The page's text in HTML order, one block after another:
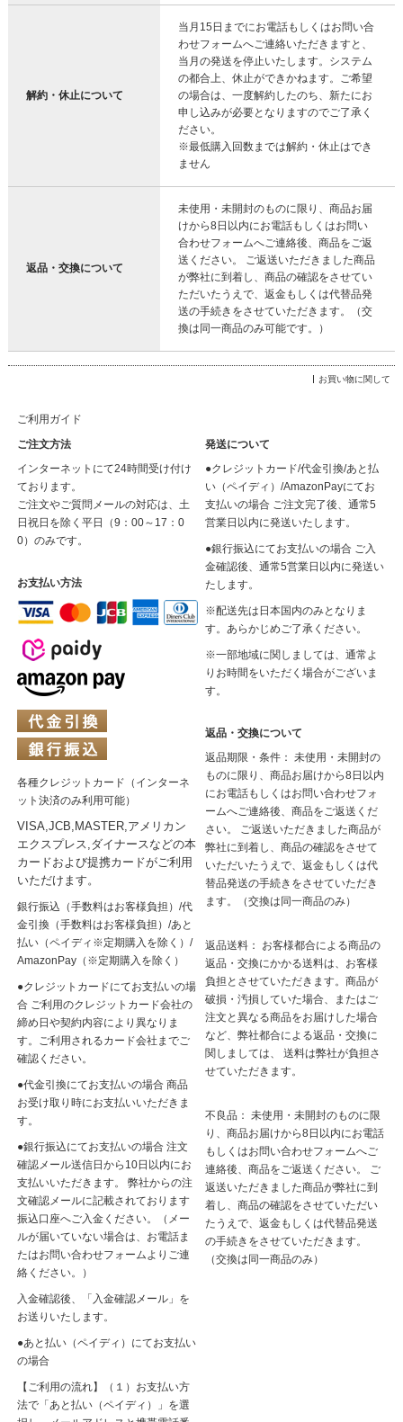
解約・休止について
当月15日までにお電話もしくはお問い合
わせフォームへご連絡いただきますと、
当月の発送を停止いたします。システム
の都合上、休止ができかねます。ご希望
の場合は、一度解約したのち、新たにお
申し込みが必要となりますのでご了承く
ださい。
※最低購入回数までは解約・休止はでき
ません
返品・交換について
未使用・未開封のものに限り、商品お届
けから8日以内にお電話もしくはお問い
合わせフォームへご連絡後、商品をご返
送ください。 ご返送いただきました商品
が弊社に到着し、商品の確認をさせてい
ただいたうえで、返金もしくは代替品発
送の手続きをさせていただきます。（交
換は同一商品のみ可能です。）
お買い物に関して
ご利用ガイド
ご注文方法
インターネットにて24時間受け付け
ております。
ご注文やご質問メールの対応は、土
日祝日を除く平日（9：00～17：0
0）のみです。
お支払い方法
各種クレジットカード（インターネ
ット決済のみ利用可能）
VISA,JCB,MASTER,アメリカン
エクスプレス,ダイナースなどの本
カードおよび提携カードがご利用
いただけます。
銀行振込（手数料はお客様負担）/代
金引換（手数料はお客様負担）/あと
払い（ペイディ※定期購入を除く）/
AmazonPay（※定期購入を除く）
●クレジットカードにてお支払いの場
合 ご利用のクレジットカード会社の
締め日や契約内容により異なりま
す。ご利用されるカード会社までご
確認ください。
●代金引換にてお支払いの場合 商品
お受け取り時にお支払いいただきま
す。
●銀行振込にてお支払いの場合 注文
確認メール送信日から10日以内にお
支払いいただきます。 弊社からの注
文確認メールに記載されております
振込口座へご入金ください。（メー
ルが届いていない場合は、お電話ま
たはお問い合わせフォームよりご連
絡ください。）
入金確認後、「入金確認メール」を
お送りいたします。
●あと払い（ペイディ）にてお支払い
の場合
【ご利用の流れ】（１）お支払い方
法で「あと払い（ペイディ）」を選
発送について
●クレジットカード/代金引換/あと払
い（ペイディ）/AmazonPayにてお
支払いの場合 ご注文完了後、通常5
営業日以内に発送いたします。
●銀行振込にてお支払いの場合 ご入
金確認後、通常5営業日以内に発送い
たします。
※配送先は日本国内のみとなりま
す。あらかじめご了承ください。
※一部地域に関しましては、通常よ
りお時間をいただく場合がございま
す。
返品・交換について
返品期限・条件： 未使用・未開封の
ものに限り、商品お届けから8日以内
にお電話もしくはお問い合わせフォ
ームへご連絡後、商品をご返送くだ
さい。 ご返送いただきました商品が
弊社に到着し、商品の確認をさせて
いただいたうえで、返金もしくは代
替品発送の手続きをさせていただき
ます。（交換は同一商品のみ）
返品送料： お客様都合による商品の
返品・交換にかかる送料は、お客様
負担とさせていただきます。商品が
破損・汚損していた場合、またはご
注文と異なる商品をお届けした場合
など、弊社都合による返品・交換に
関しましては、 送料は弊社が負担さ
せていただきます。
不良品： 未使用・未開封のものに限
り、商品お届けから8日以内にお電話
もしくはお問い合わせフォームへご
連絡後、商品をご返送ください。 ご
返送いただきました商品が弊社に到
着し、商品の確認をさせていただい
たうえで、返金もしくは代替品発送
の手続きをさせていただきます。
（交換は同一商品のみ）